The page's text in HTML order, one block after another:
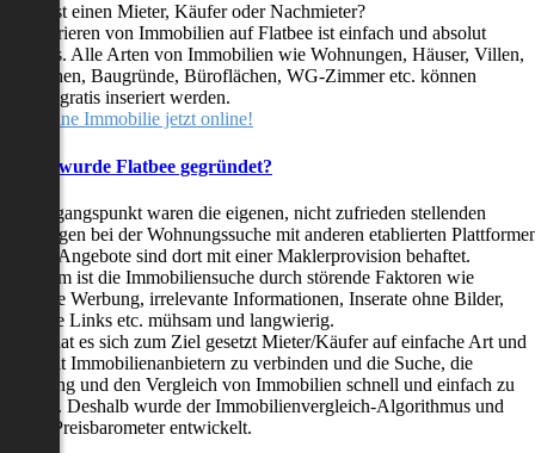
suchst einen Mieter, Käufer oder Nachmieter?
Inserieren von Immobilien auf Flatbee ist einfach und absolut
Alle Arten von Immobilien wie Wohnungen, Häuser, Villen,
Baugründe, Büroflächen, WG-Zimmer etc. können
gratis inseriert werden.
deine Immobilie jetzt online!
wurde Flatbee gegründet?
Ausgangspunkt waren die eigenen, nicht zufrieden stellenden
bei der Wohnungssuche mit anderen etablierten
alle Angebote sind dort mit einer Maklerprovision behaftet.
ist die Immobiliensuche durch störende Faktoren wie
Werbung, irrelevante Informationen, Inserate ohne Bilder,
Links etc. mühsam und langwierig.
hat es sich zum Ziel gesetzt Mieter/Käufer auf einfache Art und
mit Immobilienanbietern zu verbinden und die Suche, die
und den Vergleich von Immobilien schnell und einfach zu
Deshalb wurde der Immobilienvergleich-Algorithmus und
Preisbarometer entwickelt.